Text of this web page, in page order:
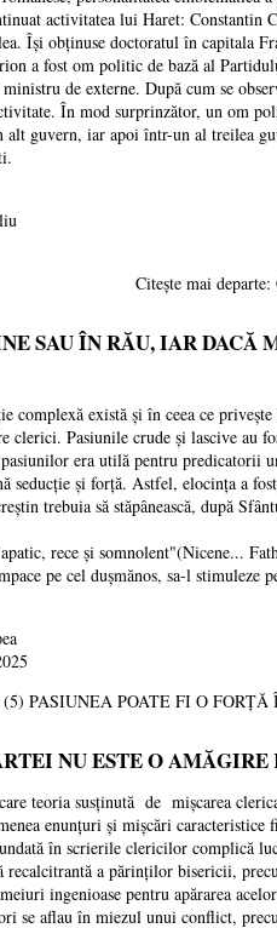
activitatea lui Haret: Constantin
Își obținuse doctoratul în capitala
a fost om politic de bază al
de externe. După cum se
În mod surprinzător, un om
alt guvern, iar apoi într-un al treilea
Citește mai
SAU ÎN RĂU, IAR
există și în ceea ce privește
clerici. Pasiunile crude și lascive au
era utilă pentru predicatorii
seducție și forță. Astfel, elocința a
să stăpânească, după Sfântul
rece și somnolent"(Nicene...
pe cel dușmănos, sa-l
(5) PASIUNEA POATE FI O
NU ESTE O AMĂGIRE
susținută de mișcarea clericală
enunțuri și mișcări
în scrierile clericilor complică
a părinților bisericii,
ingenioase pentru apărarea
în miezul unui conflict,